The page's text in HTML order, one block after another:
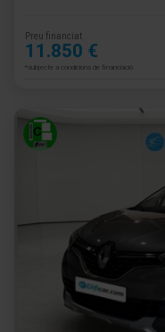
Preu financiat
11.850 €
*subjecte a condicions de financiació